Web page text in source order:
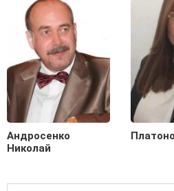
Андросенко
Николай